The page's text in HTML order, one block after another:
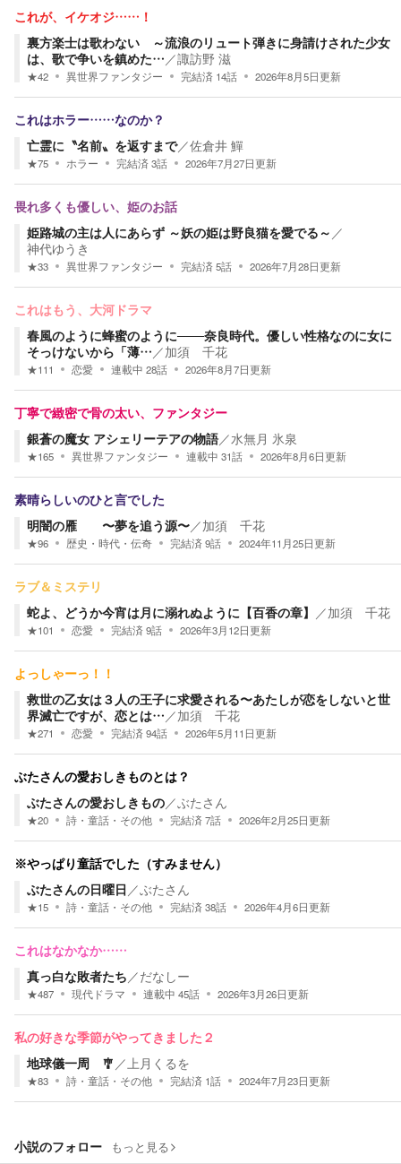
これが、イケオジ……！
裏方楽士は歌わない ～流浪のリュート弾きに身請けされた少女
は、歌で争いを鎮めた…／諏訪野 滋
★42 異世界ファンタジー 完結済 14話 2026年8月5日更新
これはホラー……なのか？
亡霊に〝名前〟を返すまで／佐倉井 鱓
★75 ホラー 完結済3話 2026年7月27日更新
畏れ多くも優しい、姫のお話
姫路城の主は人にあらず ～妖の姫は野良猫を愛でる～ ／
神代ゆうき
★33 異世界ファンタジー 完結済5話 2026年7月28日更新
これはもう、大河ドラマ
春風のように蜂蜜のように───奈良時代。優しい性格なのに女に
そっけないから「薄…／加須 千花
★111 恋愛 連載中 28話 2026年8月7日更新
丁寧で緻密で骨の太い、ファンタジー
銀蒼の魔女 アシェリーテアの物語／水無月 氷泉
★165 異世界ファンタジー 連載中 31話 2026年8月6日更新
素晴らしいのひと言でした
明闇の雁 〜夢を追う源〜／加須 千花
★96 歴史・時代・伝奇 完結済9話 2024年11月25日更新
ラブ＆ミステリ
蛇よ、どうか今宵は月に溺れぬように【百香の章】 ／加須 千花
★101 恋愛 完結済9話 2026年3月12日更新
よっしゃーっ！！
救世の乙女は３人の王子に求愛される〜あたしが恋をしないと世
界滅亡ですが、恋とは…／加須 千花
★271 恋愛 完結済94話 2026年5月11日更新
ぶたさんの愛おしきものとは？
ぶたさんの愛おしきもの／ぶたさん
★20 詩・童話・その他 完結済7話 2026年2月25日更新
※やっぱり童話でした（すみません）
ぶたさんの日曜日 ／ぶたさん
★15 詩・童話・その他 完結済38話 2026年4月6日更新
これはなかなか……
真っ白な敗者たち／だなしー
★487 現代ドラマ 連載中 45話 2026年3月26日更新
私の好きな季節がやってきました２
地球儀一周 🎐 ／上月くるを
★83 詩・童話・その他 完結済 1話 2024年7月23日更新
小説のフォロー もっと見る